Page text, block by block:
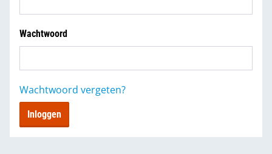
Wachtwoord
Wachtwoord vergeten?
Inloggen